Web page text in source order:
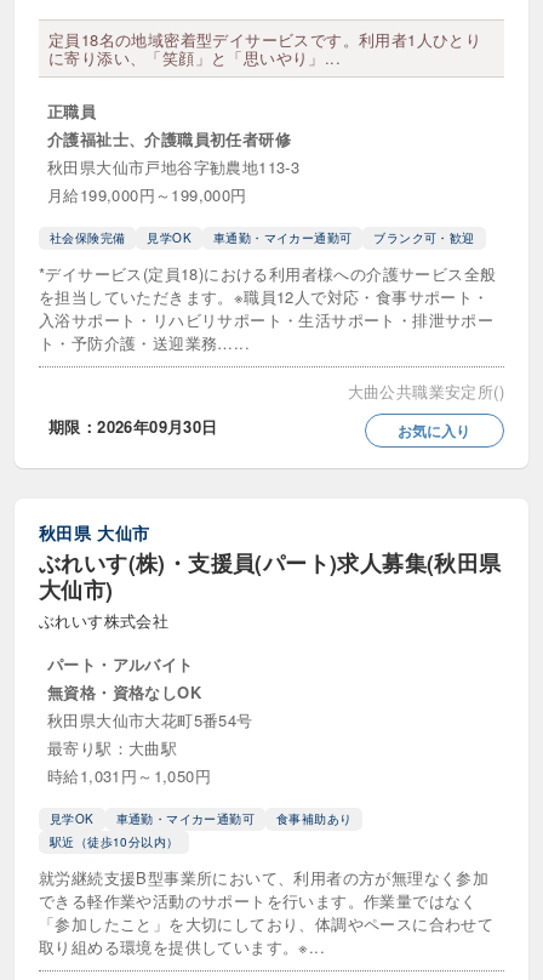
重度障害者等包括支援 障害児相談支援
障害者グループホーム
障害者ショートステイ
障害者訪問介護
医療・その他サービス
NPO法人 クリニック (診療所)
介護医療院 介護療養型医療施設
宗教法人
更生保護法人 病院
年収・給与
年収300万円以上
年収700万円以上
給料30万円以上
給料50万円以上
時給
時給1200円以上 時給1300円以上
定員18名の地域密着型デイサービスです。利用者1人ひとり
に寄り添い、「笑顔」と「思いやり」...
正職員
介護福祉士、介護職員初任者研修
秋田県大仙市戸地谷字勧農地113-3
月給199,000円～199,000円
社会保険完備 見学OK 車通勤・マイカー通勤可 ブランク可・歓迎
*デイサービス(定員18)における利用者様への介護サービス全般
を担当していただきます。※職員12人で対応・食事サポート・
入浴サポート・リハビリサポート・生活サポート・排泄サポー
ト・予防介護・送迎業務…...
大曲公共職業安定所()
期限：2026年09月30日
お気に入り
秋田県 大仙市
ぶれいす(株)・支援員(パート)求人募集(秋田県
大仙市)
ぶれいす株式会社
パート・アルバイト
無資格・資格なしOK
秋田県大仙市大花町5番54号
最寄り駅：大曲駅
時給1,031円～1,050円
見学OK 車通勤・マイカー通勤可
食事補助あり
駅近（徒歩10分以内）
就労継続支援B型事業所において、利用者の方が無理なく参加
できる軽作業や活動のサポートを行います。作業量ではなく
「参加したこと」を大切にしており、体調やペースに合わせて
取り組める環境を提供しています。※...